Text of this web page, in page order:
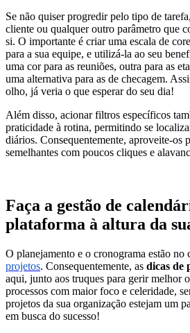
Se não quiser progredir pelo tipo de
cliente ou qualquer outro parâmetro que
si. O importante é criar uma escala de
para a sua equipe, e utilizá-la ao seu
uma cor para as reuniões, outra para as
uma alternativa para as de checagem.
olho, já veria o que esperar do seu dia!
Além disso, acionar filtros específicos
praticidade à rotina, permitindo se
diários. Consequentemente, aproveite-os
semelhantes com poucos cliques e
Faça a gestão de
plataforma à altura da
O planejamento e o cronograma estão no
projetos. Consequentemente, as dicas de
aqui, junto aos truques para gerir melhor
processos com maior foco e celeridade,
projetos da sua organização estejam um
em busca do sucesso!